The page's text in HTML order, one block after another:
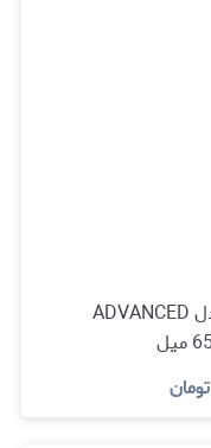
خمیر دندان اورال بی Oral-B مدل ADVANCED
تومان